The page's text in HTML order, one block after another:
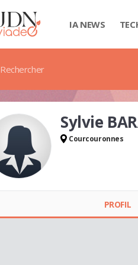
IA NEWS
Rechercher
Sylvie
Courcouronnes
PROFIL